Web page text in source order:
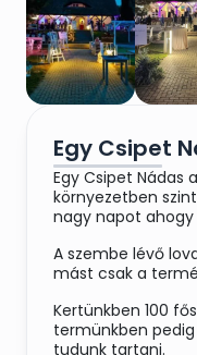
Egy Csipet
Egy Csipet Nádas
környezetben
nagy napot
A szembe lévő
mást csak a
Kertünkben 100
termünkben pedig
tudunk tartani.